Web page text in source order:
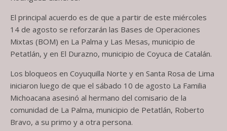
El principal acuerdo es de que a partir de este miércoles
14 de agosto se reforzarán las Bases de Operaciones
Mixtas (BOM) en La Palma y Las Mesas, municipio de
Petatlán, y en El Durazno, municipio de Coyuca de Catalán.
Los bloqueos en Coyuquilla Norte y en Santa Rosa de Lima
iniciaron luego de que el sábado 10 de agosto La Familia
Michoacana asesinó al hermano del comisario de la
comunidad de La Palma, municipio de Petatlán, Roberto
Bravo, a su primo y a otra persona.